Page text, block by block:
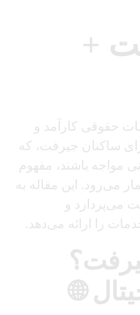
+
حقوقی کارآمد و
ساکنان جیرفت، که
مواجه باشند، مفهوم
می‌رود. این مقاله به
می‌پردازد و
را ارائه می‌دهد.
🌐